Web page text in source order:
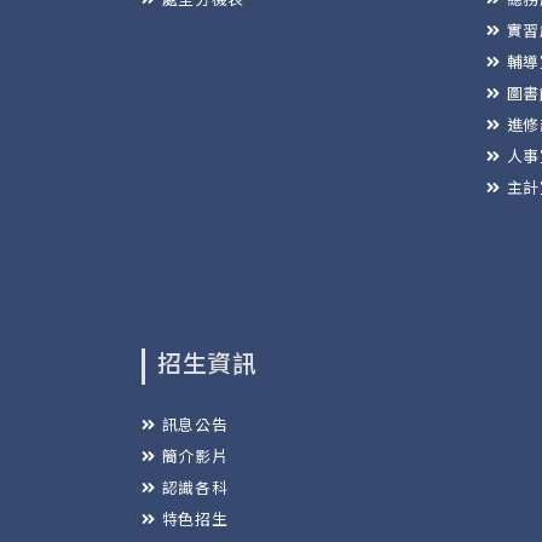
實
輔
圖
進
人
主
招生資訊
訊息公告
簡介影片
認識各科
特色招生